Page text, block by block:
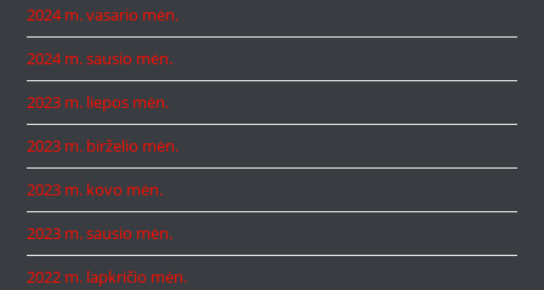
2024 m. vasario mėn.
2024 m. sausio mėn.
2023 m. liepos mėn.
2023 m. birželio mėn.
2023 m. kovo mėn.
2023 m. sausio mėn.
2022 m. lapkričio mėn.